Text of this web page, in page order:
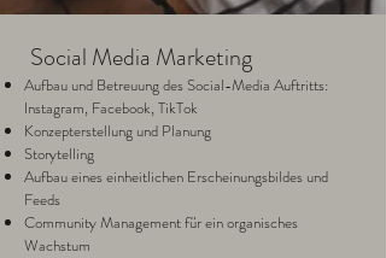
Social Media Marketing
Aufbau und Betreuung des Social-Media Auftritts:
Instagram, Facebook, TikTok
Konzepterstellung und Planung
Storytelling
Aufbau eines einheitlichen Erscheinungsbildes und
Feeds
Community Management für ein organisches
Wachstum